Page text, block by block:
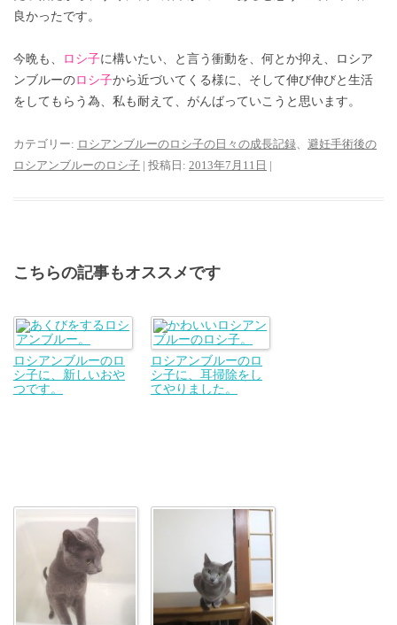
良かったです。
今晩も、 ロシ子に構いたい、と言う衝動を、何とか抑え、ロシア
ンブルーのロシ子から近づいてくる様に、そして伸び伸びと生活
をしてもらう為、私も耐えて、がんばっていこうと思います。
カテゴリー: ロシアンブルーのロシ子の日々の成長記録
避妊手術後の
ロシアンブルーのロシ子 | 投稿日: 2013年7月11日 |
こちらの記事もオススメです
ロシアンブルーのロ
シ子に、新しいおや
つです。
ロシアンブルーのロ
シ子に、耳掃除をし
てやりました。